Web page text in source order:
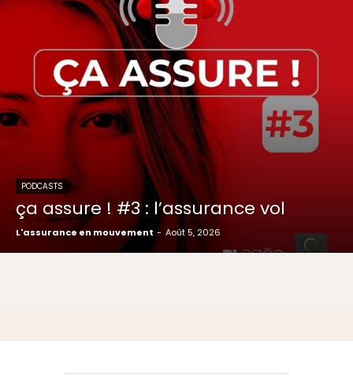
PODCASTS
ça assure ! #3 : l’assurance vol
L'assurance en mouvement - Août 5, 2026